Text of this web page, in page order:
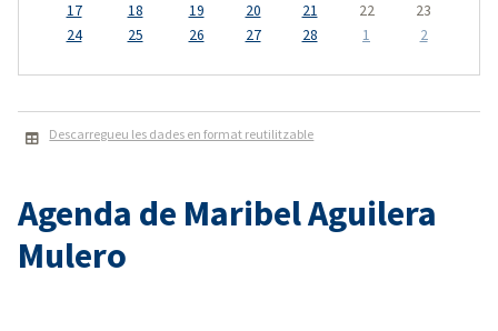
17
18 19 20 21 22
23
24
25 26 27 28 1 2
Descarregueu les dades en format reutilitzable
Agenda de Maribel Aguilera
Mulero